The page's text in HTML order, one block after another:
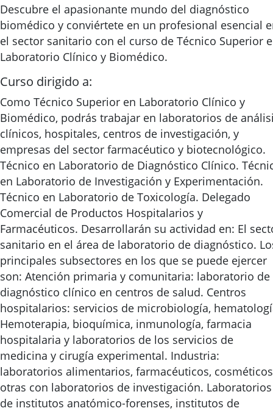
Descubre el apasionante mundo del diagnóstico
biomédico y conviértete en un profesional esencial
el sector sanitario con el curso de Técnico Superior
Laboratorio Clínico y Biomédico.
Curso dirigido a:
Como Técnico Superior en Laboratorio Clínico y
Biomédico, podrás trabajar en laboratorios de
clínicos, hospitales, centros de investigación, y
empresas del sector farmacéutico y biotecnológico.
Técnico en Laboratorio de Diagnóstico Clínico.
en Laboratorio de Investigación y Experimentación.
Técnico en Laboratorio de Toxicología. Delegado
Comercial de Productos Hospitalarios y
Farmacéuticos. Desarrollarán su actividad en: El
sanitario en el área de laboratorio de diagnóstico.
principales subsectores en los que se puede ejercer
son: Atención primaria y comunitaria: laboratorio de
diagnóstico clínico en centros de salud. Centros
hospitalarios: servicios de microbiología,
Hemoterapia, bioquímica, inmunología, farmacia
hospitalaria y laboratorios de los servicios de
medicina y cirugía experimental. Industria:
laboratorios alimentarios, farmacéuticos,
otras con laboratorios de investigación. Laboratorios
de institutos anatómico-forenses, institutos de